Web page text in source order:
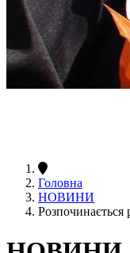
Головна
НОВИНИ
Розпочинається